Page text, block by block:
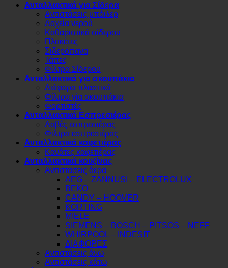
Ανταλλακτικά για Σίδερα
Αντιστάσεις μπόιλερ
Δοχεία νερού
Καθαριστικά σίδερου
Πλακέτες
Σιδερόπανα
Τάπες
Φίλτρα Σίδερου
Ανταλλακτικά για σκουπάκια
Διάφορα πλαστικά
Φίλτρα γία σκουπάκια
Φορτιστές
Ανταλλακτικά Εσπρεσιέρας
Λαβές εσπρεσιέρας
Φιλτρα εσπρεσιέρας
Ανταλλακτικά καφετιέρας
Κανάτες καφετιέρας
Ανταλλακτικά κουζίνας
Αντιστασεις άερα
AEG – ZANNUSI – ELECTROLUX
BEKO
CANDY – HOOVER
KORTING
MIELE
SIEMENS – BOSCH – PITSOS – NEFF
WHIRPOOL – INDESIT
ΔΙΑΦΟΡΕΣ
Αντιστάσεις άνω
Αντιστάσεις κάτω